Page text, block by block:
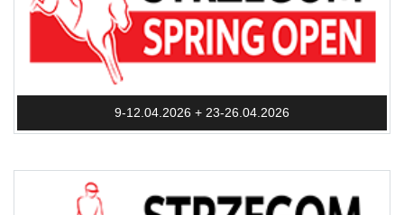
9-12.04.2026 + 23-26.04.2026